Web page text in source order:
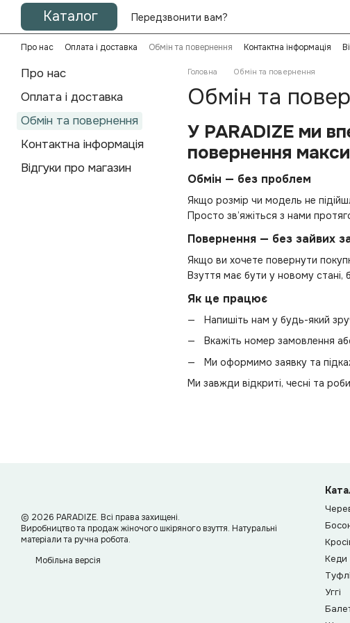
Перейти до основного контенту
Каталог Передзвонити вам?
Про нас Оплата і доставка Обмін та повернення Контактна інформація
Головна Обмін та повернення
Обмін та
У PARADIZE ми
повернення
Обмін — без проблем
Якщо розмір чи модель не
Просто зв’яжіться з нами
Повернення — без зайвих
Якщо ви хочете повернути
Взуття має бути у новому стані,
Як це працює
Напишіть нам у будь-який
Вкажіть номер замовлення
Ми оформимо заявку та
Ми завжди відкриті, чесні та
Про нас
Оплата і доставка
Обмін та повернення
Контактна інформація
Відгуки про магазин
© 2026 PARADIZE. Всі права захищені.
Виробництво та продаж жіночого шкіряного взуття. Натуральні
матеріали та ручна робота.
Мобільна версія
Кеди
Туфлі
Уггі